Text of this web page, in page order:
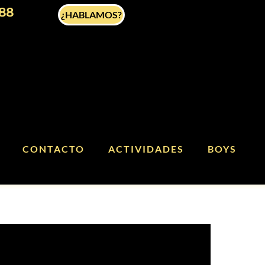
¿HABLAMOS?
CONTACTO ACTIVIDADES BOYS